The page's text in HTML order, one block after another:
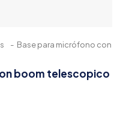
- Base para micrófono con
boom telescopico